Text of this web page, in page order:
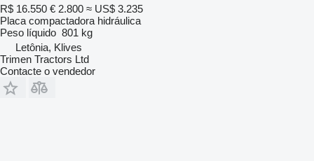
R$ 16.550 € 2.800 ≈ US$ 3.235
Placa compactadora hidráulica
Peso líquido 801 kg
Letônia, Klives
Trimen Tractors Ltd
Contacte o vendedor